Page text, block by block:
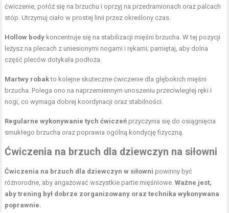
ćwiczenie, połóż się na brzuchu i oprzyj na przedramionach oraz palcach
stóp. Utrzymuj ciało w prostej linii przez określony czas.
Hollow body koncentruje się na stabilizacji mięśni brzucha. W tej pozycji
leżysz na plecach z uniesionymi nogami i rękami; pamiętaj, aby dolna
część pleców dotykała podłoża.
Martwy robakto kolejne skuteczne ćwiczenie dla głębokich mięśni
brzucha. Polega ono na naprzemiennym unoszeniu przeciwległej ręki i
nogi, co wymaga dobrej koordynacji oraz stabilności.
Regularne wykonywanie tych ćwiczeń przyczynia się do osiągnięcia
smukłego brzucha oraz poprawia ogólną kondycję fizyczną.
Ćwiczenia na brzuch dla dziewczyn na siłowni
Ćwiczenia na brzuch dla dziewczyn w siłowni powinny być
różnorodne, aby angażować wszystkie partie mięśniowe.Ważne jest,
aby trening był dobrze zorganizowany oraz technika wykonywana
poprawnie.